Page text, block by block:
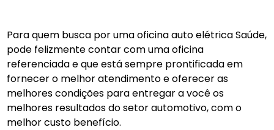
Para quem busca por uma oficina auto elétrica Saúde,
pode felizmente contar com uma oficina
referenciada e que está sempre prontificada em
fornecer o melhor atendimento e oferecer as
melhores condições para entregar a você os
melhores resultados do setor automotivo, com o
melhor custo benefício.